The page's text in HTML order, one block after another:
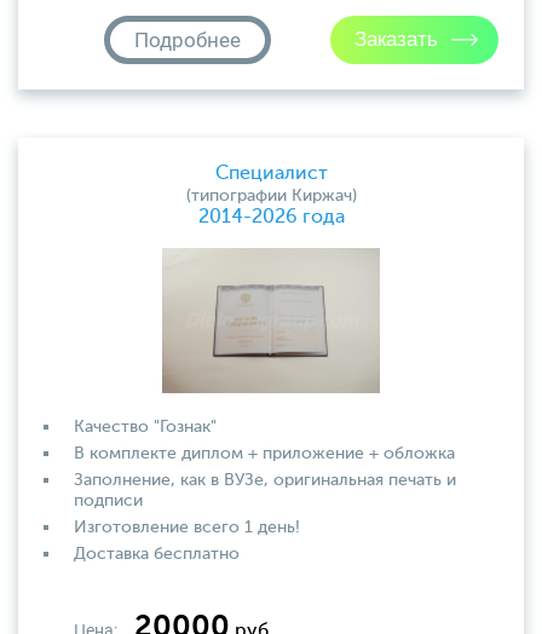
Подробнее
Специалист
(типографии Киржач)
2014-2026 года
Качество "Гознак"
В комплекте диплом + приложение + обложка
Заполнение, как в ВУЗе, оригинальная печать и
подписи
Изготовление всего 1 день!
Доставка бесплатно